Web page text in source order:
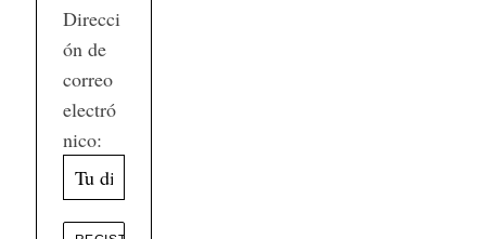
Direcci
ón de
correo
electró
nico: